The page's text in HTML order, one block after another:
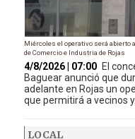
Miércoles el operativo será abierto
de Comercio e Industria de Rojas
4/8/2026 | 07:00 El
Baguear anunció que
adelante en Rojas un
que permitirá a vecinos
LOCAL